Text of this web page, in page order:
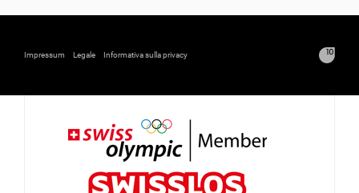
Impressum Legale Informativa sulla privacy